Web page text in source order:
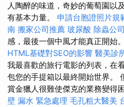
人陶醉的味道，奇妙的葡萄園以
有基本力量。 申請台胞證照片規
南 搬家公司推薦 玻尿酸 除蟲公司
感，最後一個中風才能真正開始。
HTML基礎對SEO的影響 醫美診
我最喜歡的旅行電影的列表，在
包您的手提箱以最終開始世界。
賞金獵人很難使傑克的業務變得
壁 漏水 緊急處理 毛孔粗大醫美